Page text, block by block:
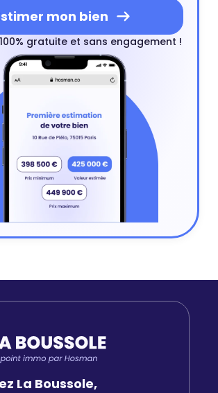
mon bien
gratuite et sans engagement !
La Boussole,